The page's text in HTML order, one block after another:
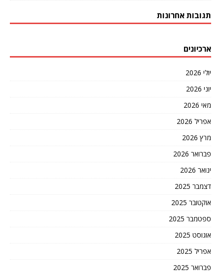
תגובות אחרונות
ארכיונים
יולי 2026
יוני 2026
מאי 2026
אפריל 2026
מרץ 2026
פברואר 2026
ינואר 2026
דצמבר 2025
אוקטובר 2025
ספטמבר 2025
אוגוסט 2025
אפריל 2025
פברואר 2025